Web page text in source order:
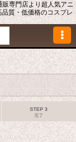
専門店より超人気アニ
質・低価格のコスプレ
STEP 3
完了